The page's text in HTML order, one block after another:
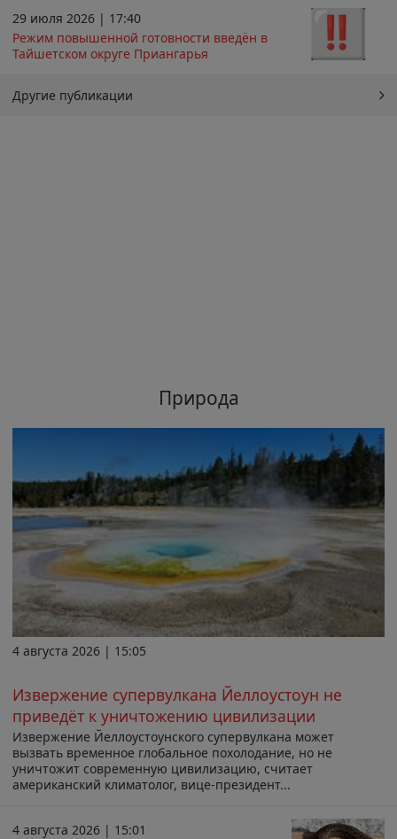
29 июля 2026 | 17:40
Режим повышенной готовности введён в
Тайшетском округе Приангарья
Другие публикации
Природа
4 августа 2026 | 15:05
Извержение супервулкана Йеллоустоун не
приведёт к уничтожению цивилизации
Извержение Йеллоустоунского супервулкана может
вызвать временное глобальное похолодание, но не
уничтожит современную цивилизацию, считает
американский климатолог, вице-президент...
4 августа 2026 | 15:01